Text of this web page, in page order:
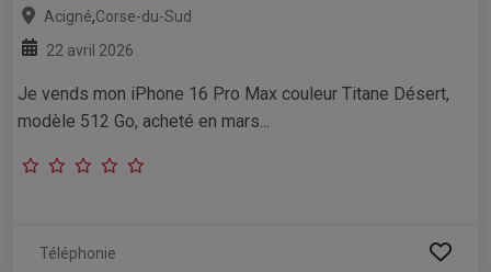
Acigné,Corse-du-Sud
22 avril 2026
Je vends mon iPhone 16 Pro Max couleur Titane Désert,
modèle 512 Go, acheté en mars...
Téléphonie